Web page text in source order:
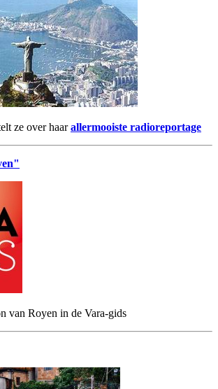
ze over haarallermooiste radioreportage
van Royen in de Vara-gids